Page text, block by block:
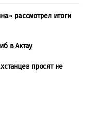
рассмотрел итоги
в Актау
просят не